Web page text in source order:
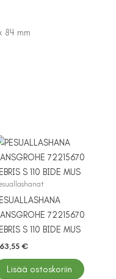
84 mm
72215670
S 110 BIDE MUS
€
Lisää ostoskoriin